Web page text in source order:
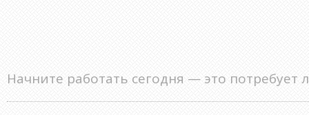
Начните работать сегодня — это потребует